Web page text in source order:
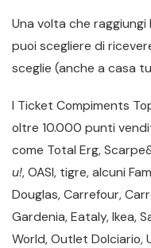
Una volta che
puoi scegliere di
sceglie (anche a casa
I Ticket Compiments
oltre 10.000 punti
come Total Erg,
u!, OASI, tigre, alcuni
Douglas, Carrefour,
Gardenia, Eataly, Ikea,
World, Outlet Dolciario,